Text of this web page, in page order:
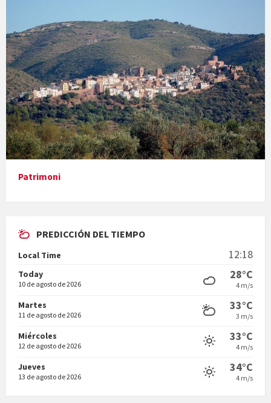
Concerts al Museu
Presentació del llibre &quot;La mare&quot;, d'Emma Zafon
En Bum
Vermuts a la Font. Hit parit
Patrimoni
PREDICCIÓN DEL TIEMPO
Local Time 12:18
Today
10 de agosto de 2026
28°C
4 m/s
Martes
11 de agosto de 2026
33°C
3 m/s
Miércoles
12 de agosto de 2026
33°C
4 m/s
Jueves
13 de agosto de 2026
34°C
4 m/s